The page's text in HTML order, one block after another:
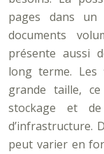
pages dans
documents
présente aussi
long terme.
grande taille,
stockage et
d’infrastructure.
peut varier en